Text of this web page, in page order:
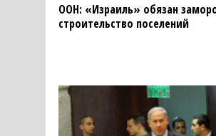
ООН: «Израиль» обязан
строительство поселений